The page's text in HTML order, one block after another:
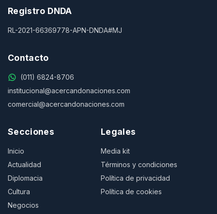
Registro DNDA
RL-2021-66369778-APN-DNDA#MJ
Contacto
(011) 6824-8706
institucional@acercandonaciones.com
comercial@acercandonaciones.com
Secciones
Inicio
Actualidad
Diplomacia
Cultura
Negocios
Legales
Media kit
Términos y condiciones
Política de privacidad
Política de cookies